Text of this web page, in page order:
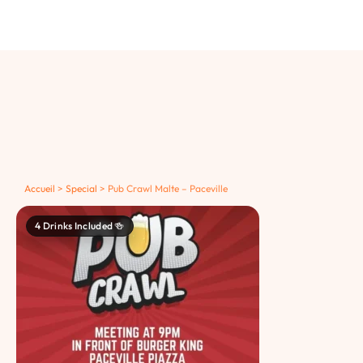
Accueil > Special > Pub Crawl Malte – Paceville
4 Drinks Included 🍻